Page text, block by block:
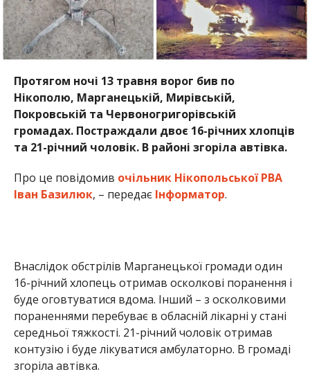
Протягом ночі 13 травня ворог бив по
Нікополю, Марганецькій, Мирівській,
Покровській та Червоногригорівській
громадах. Постраждали двоє 16-річних хлопців
та 21-річний чоловік. В районі згоріла автівка.
Про це повідомив очільник Нікопольської РВА
Іван Базилюк, – передає Інформатор.
Внаслідок обстрілів Марганецької громади один
16-річний хлопець отримав осколкові поранення і
буде оговтуватися вдома. Інший – з осколковими
пораненнями перебуває в обласній лікарні у стані
середньої тяжкості. 21-річний чоловік отримав
контузію і буде лікуватися амбулаторно. В громаді
згоріла автівка.